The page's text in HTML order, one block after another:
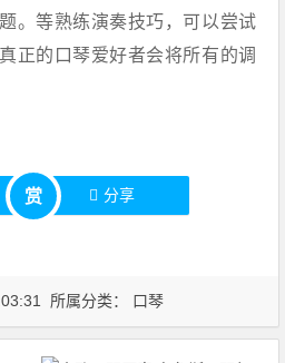
。等熟练演奏技巧，可以尝试
正的口琴爱好者会将所有的调
赏 分享
所属分类： 口琴